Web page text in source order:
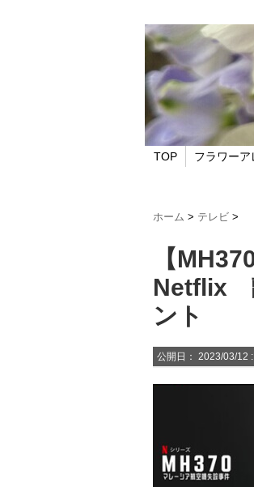
TOP フラワー
ホーム > テレビ >
【
Netflix
ント
公開日： 2023/03/12